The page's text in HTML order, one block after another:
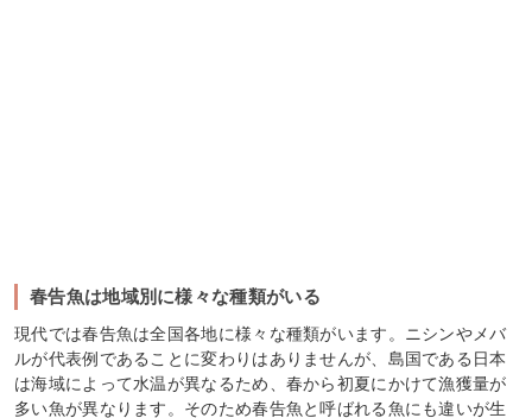
春告魚は地域別に様々な種類がいる
現代では春告魚は全国各地に様々な種類がいます。ニシンやメバ
ルが代表例であることに変わりはありませんが、島国である日本
は海域によって水温が異なるため、春から初夏にかけて漁獲量が
多い魚が異なります。そのため春告魚と呼ばれる魚にも違いが生